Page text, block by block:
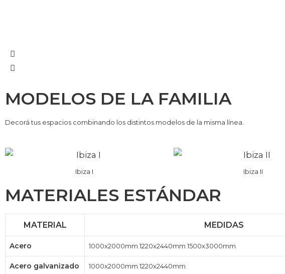
MODELOS DE LA FAMILIA
Decorá tus espacios combinando los distintos modelos de la misma línea.
Ibiza I Ibiza II
MATERIALES ESTÁNDAR
MATERIAL MEDIDAS
Acero 1000x2000mm 1220x2440mm 1500x3000mm
Acero galvanizado 1000x2000mm 1220x2440mm ​